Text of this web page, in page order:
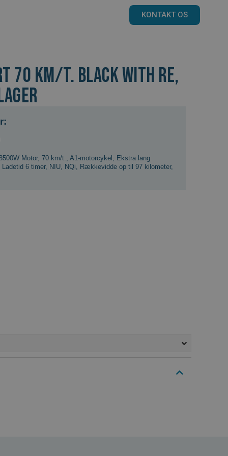
KONTAKT OS
70 km/t. Black with Re,
3500W Motor, 70 km/t. A1-motorcykel
Ekstra lang
Ladetid 6 timer, NIU NQi Rækkevidde op til 97 kilometer,